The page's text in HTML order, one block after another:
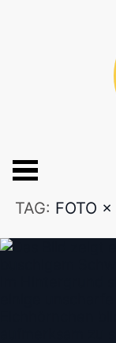
TAG: FOTO ×